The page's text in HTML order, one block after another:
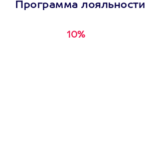
Программа лояльности
10%